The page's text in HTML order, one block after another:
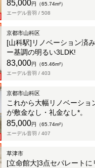
85,000円（65.74m²）
エーデル音羽 / 508
京都市山科区
[山科駅]リノベーション済
ー基調の明るい3LDK!
83,000円（65.46m²）
エーデル音羽 / 403
京都市山科区
これから大幅リノベーショ
が敷金なし・礼金なし*。
85,000円（65.74m²）
エーデル音羽 / 407
草津市
[立命館大]3点セパレートに